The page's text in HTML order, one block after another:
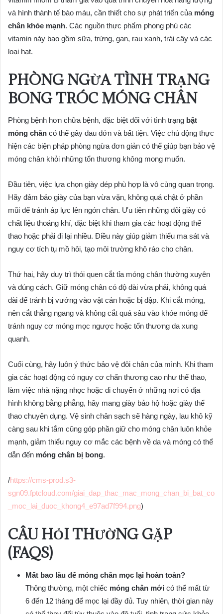
và hình thành tế bào máu, cần thiết cho sự phát triển của móng
chân khỏe mạnh. Các nguồn thực phẩm phong phú các
vitamin này bao gồm sữa, trứng, gan, rau xanh, trái cây và các
loại hạt.
PHÒNG NGỪA TÌNH TRẠNG
BONG TRÓC MÓNG CHÂN
Phòng bệnh hơn chữa bệnh, đặc biệt đối với tình trạng bật
móng chân có thể gây đau đớn và bất tiện. Việc chủ động thực
hiện các biện pháp phòng ngừa đơn giản có thể giúp bạn bảo vệ
móng chân khỏi những tổn thương không mong muốn.
Đầu tiên, việc lựa chọn giày dép phù hợp là vô cùng quan trọng.
Hãy đảm bảo giày của bạn vừa vặn, không quá chật ở phần
mũi để tránh áp lực lên ngón chân. Ưu tiên những đôi giày có
chất liệu thoáng khí, đặc biệt khi tham gia các hoạt động thể
thao hoặc phải đi lại nhiều. Điều này giúp giảm thiểu ma sát và
nguy cơ tích tụ mồ hôi, tạo môi trường khô ráo cho chân.
Thứ hai, hãy duy trì thói quen cắt tỉa móng chân thường xuyên
và đúng cách. Giữ móng chân có độ dài vừa phải, không quá
dài để tránh bị vướng vào vật cản hoặc bị dập. Khi cắt móng,
nên cắt thẳng ngang và không cắt quá sâu vào khóe móng để
tránh nguy cơ móng mọc ngược hoặc tổn thương da xung
quanh.
Cuối cùng, hãy luôn ý thức bảo vệ đôi chân của mình. Khi tham
gia các hoạt động có nguy cơ chấn thương cao như thể thao,
làm việc nhà nặng nhọc hoặc di chuyển ở những nơi có địa
hình không bằng phẳng, hãy mang giày bảo hộ hoặc giày thể
thao chuyên dụng. Vệ sinh chân sạch sẽ hàng ngày, lau khô kỹ
càng sau khi tắm cũng góp phần giữ cho móng chân luôn khỏe
mạnh, giảm thiểu nguy cơ mắc các bệnh về da và móng có thể
dẫn đến móng chân bị bong.
/https://cms-prod.s3-
sgn09.fptcloud.com/giai_dap_thac_mac_mong_chan_bi_bat_co
_moc_lai_duoc_khong4_e97ad7f994.png)
CÂU HỎI THƯỜNG GẶP
(FAQS)
Mất bao lâu để móng chân mọc lại hoàn toàn?
Thông thường, một chiếc móng chân mới có thể mất từ
6 đến 12 tháng để mọc lại đầy đủ. Tuy nhiên, thời gian này